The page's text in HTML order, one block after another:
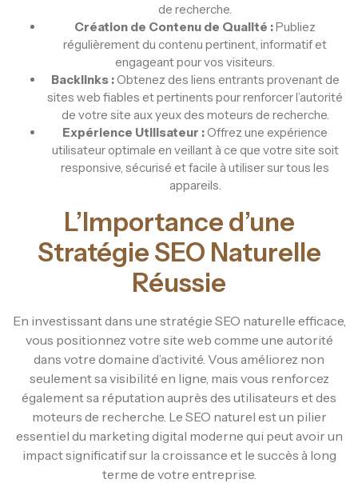
de recherche.
Création de Contenu de Qualité :Publiez
régulièrement du contenu pertinent, informatif et
engageant pour vos visiteurs.
Backlinks :Obtenez des liens entrants provenant de
sites web fiables et pertinents pour renforcer l’autorité
de votre site aux yeux des moteurs de recherche.
Expérience Utilisateur :Offrez une expérience
utilisateur optimale en veillant à ce que votre site soit
responsive, sécurisé et facile à utiliser sur tous les
appareils.
L’Importance d’une
Stratégie SEO Naturelle
Réussie
En investissant dans une stratégie SEO naturelle efficace,
vous positionnez votre site web comme une autorité
dans votre domaine d’activité. Vous améliorez non
seulement sa visibilité en ligne, mais vous renforcez
également sa réputation auprès des utilisateurs et des
moteurs de recherche. Le SEO naturel est un pilier
essentiel du marketing digital moderne qui peut avoir un
impact significatif sur la croissance et le succès à long
terme de votre entreprise.